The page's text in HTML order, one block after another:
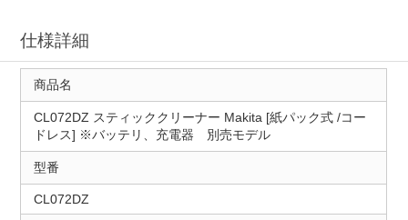
仕様詳細
商品名
CL072DZ スティッククリーナー Makita [紙パック式 /コー
ドレス] ※バッテリ、充電器 別売モデル
型番
CL072DZ